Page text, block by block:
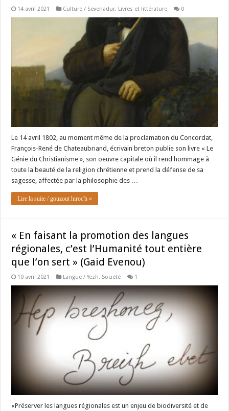
14 avril 2021 Culture / Sevenadur, Livres et littérature 0
Le 14 avril 1802, au moment même de la proclamation du Concordat,
François-René de Chateaubriand, écrivain breton publie son livre « Le
Génie du Christianisme », son oeuvre capitale où il rend hommage à
toute la beauté de la religion chrétienne et prend la défense de sa
sagesse, affectée par la philosophie des …
Lire la suite / gouzout hiroc'h »
« En faisant la promotion des langues
régionales, c’est l’Humanité tout entière
que l’on sert » (Gaid Evenou)
10 avril 2021 Langue / Yezh, Société 1
«Préserver les langues régionales est un enjeu de biodiversité et de